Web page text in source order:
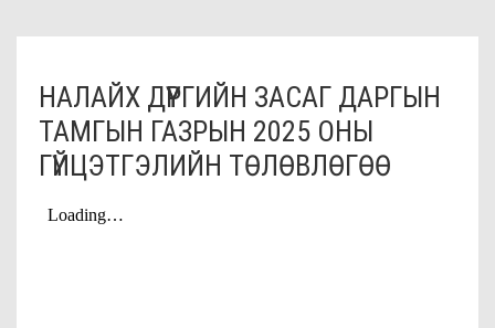
НАЛАЙХ ДҮҮРГИЙН ЗАСАГ ДАРГЫН
ТАМГЫН ГАЗРЫН 2025 ОНЫ
ГҮЙЦЭТГЭЛИЙН ТӨЛӨВЛӨГӨӨ